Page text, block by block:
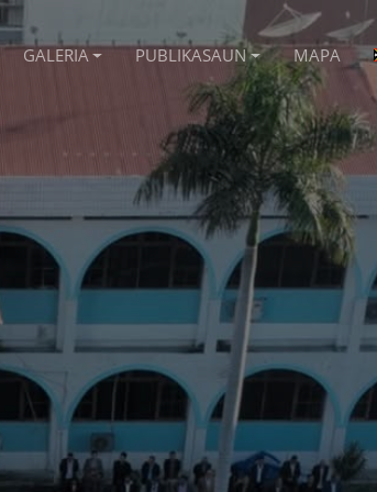
GALERIA PUBLIKASAUN MAPA